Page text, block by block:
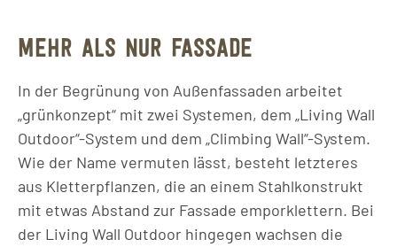
MEHR ALS NUR FASSADE
In der Begrünung von Außenfassaden arbeitet
„grünkonzept“ mit zwei Systemen, dem „Living Wall
Outdoor“-System und dem „Climbing Wall“-System.
Wie der Name vermuten lässt, besteht letzteres
aus Kletterpflanzen, die an einem Stahlkonstrukt
mit etwas Abstand zur Fassade emporklettern. Bei
der Living Wall Outdoor hingegen wachsen die